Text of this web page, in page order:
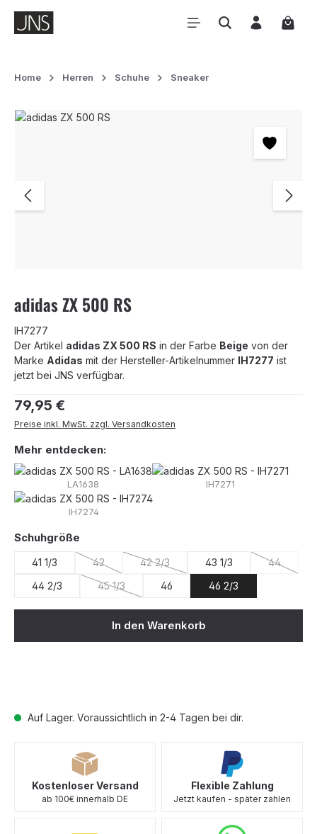
Zum Hauptinhalt springen
Home Herren Schuhe Sneaker
Bildergalerie überspringen
adidas ZX 500 RS
IH7277
Der Artikel adidas ZX 500 RS in der Farbe Beige von der
Marke Adidas mit der Hersteller-Artikelnummer IH7277 ist
jetzt bei JNS verfügbar.
Regulärer Preis:
79,95 €
Preise inkl. MwSt. zzgl. Versandkosten
Auf Lager. Voraussichtlich in 2-4 Tagen bei dir.
Mehr entdecken:
LA1638 IH7271
IH7274
Schuhgröße
41 1/3 42
(Diese Option ist zurzeit nicht verfügbar.)
42 2/3
(Diese Option ist zurzeit nicht
43 1/3 44
(Diese
44 2/3 45 1/3
(Diese Option ist zurzeit nicht verfügbar.)
46 46 2/3
In den Warenkorb
Kostenloser Versand
ab 100€ innerhalb DE
Flexible Zahlung
Jetzt kaufen - später zahlen